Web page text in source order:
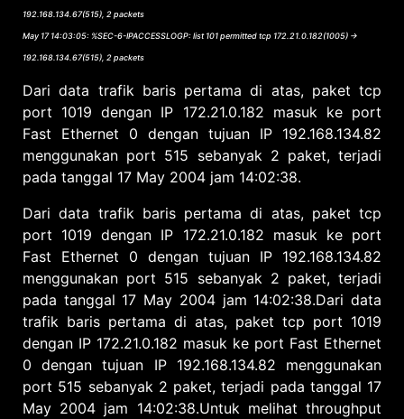
192.168.134.67(515), 2 packets
May 17 14:03:05: %SEC-6-IPACCESSLOGP: list 101 permitted tcp 172.21.0.182(1005) ->
192.168.134.67(515), 2 packets
Dari data trafik baris pertama di atas, paket tcp
port 1019 dengan IP 172.21.0.182 masuk ke port
Fast Ethernet 0 dengan tujuan IP 192.168.134.82
menggunakan port 515 sebanyak 2 paket, terjadi
pada tanggal 17 May 2004 jam 14:02:38.
Dari data trafik baris pertama di atas, paket tcp
port 1019 dengan IP 172.21.0.182 masuk ke port
Fast Ethernet 0 dengan tujuan IP 192.168.134.82
menggunakan port 515 sebanyak 2 paket, terjadi
pada tanggal 17 May 2004 jam 14:02:38.Dari data
trafik baris pertama di atas, paket tcp port 1019
dengan IP 172.21.0.182 masuk ke port Fast Ethernet
0 dengan tujuan IP 192.168.134.82 menggunakan
port 515 sebanyak 2 paket, terjadi pada tanggal 17
May 2004 jam 14:02:38.Untuk melihat throughput